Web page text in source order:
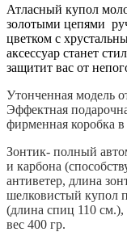
Атласный купол
золотыми цепями
цветком с
аксессуар станет
защитит вас от
Утонченная модель
Эффектная
фирменная коробка
Зонтик- полный
и карбона
антиветер, длина
шелковистый купол
(длина спиц 110
вес 400 гр.